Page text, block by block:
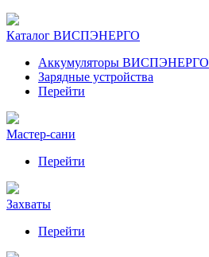
Каталог ВИСПЭНЕРГО
Аккумуляторы ВИСПЭНЕРГО
Зарядные устройства
Перейти
Мастер-сани
Перейти
Захваты
Перейти